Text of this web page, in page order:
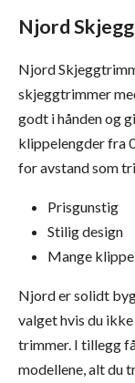
Njord
Njord
skjeggtrimmer
godt i hånden og
klippelengder fra
for avstand som
Prisgunstig
Stilig design
Mange
Njord er solidt
valget hvis du
trimmer. I tillegg
modellene, alt du